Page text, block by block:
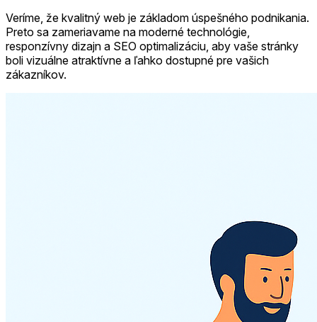
Veríme, že kvalitný web je základom úspešného podnikania.
Preto sa zameriavame na moderné technológie,
responzívny dizajn a SEO optimalizáciu, aby vaše stránky
boli vizuálne atraktívne a ľahko dostupné pre vašich
zákazníkov.